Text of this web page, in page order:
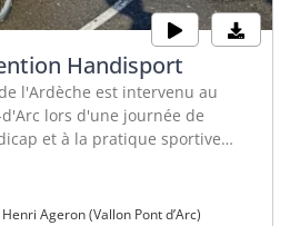
Handisport
l'Ardèche est intervenu au
lors d'une journée de
et à la pratique sportive
boccia, le basket-fauteuil, le
le handbike.
Ageron (Vallon Pont d’Arc)